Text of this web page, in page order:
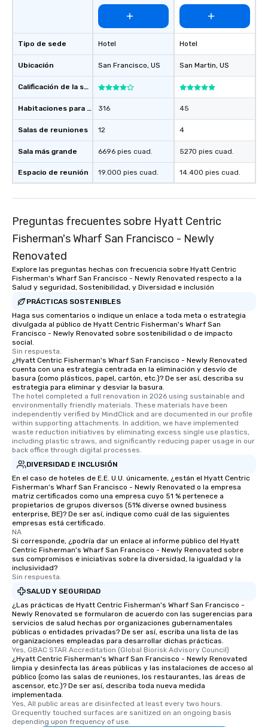
Tipo de sede
Ubicación
Calificación de la sede
Habitaciones para huéspedes
Salas de reuniones
Sala más grande
Espacio de reunión
Hotel
San Francisco, US
316
12
6696 pies cuad.
19.000 pies cuad.
Hotel
San Martin, US
45
4
5270 pies cuad.
14.400 pies cuad.
Preguntas frecuentes sobre Hyatt Centric
Fisherman's Wharf San Francisco - Newly
Renovated
Explore las preguntas hechas con frecuencia sobre Hyatt Centric
Fisherman's Wharf San Francisco - Newly Renovated respecto a la
Salud y seguridad, Sostenibilidad, y Diversidad e inclusión
PRÁCTICAS SOSTENIBLES
Haga sus comentarios o indique un enlace a toda meta o estrategia
divulgada al público de Hyatt Centric Fisherman's Wharf San
Francisco - Newly Renovated sobre sostenibilidad o de impacto
social.
Sin respuesta.
¿Hyatt Centric Fisherman's Wharf San Francisco - Newly Renovated
cuenta con una estrategia centrada en la eliminación y desvío de
basura (como plásticos, papel, cartón, etc.)? De ser así, describa su
estrategia para eliminar y desviar la basura.
The hotel completed a full renovation in 2026 using sustainable and
environmentally friendly materials. These materials have been
independently verified by MindClick and are documented in our profile
within supporting attachments. In addition, we have implemented
waste reduction initiatives by eliminating excess single use plastics,
including plastic straws, and significantly reducing paper usage in our
back office through digital processes.
DIVERSIDAD E INCLUSIÓN
En el caso de hoteles de E.E. U.U. únicamente, ¿están el Hyatt Centric
Fisherman's Wharf San Francisco - Newly Renovated o la empresa
matriz certificados como una empresa cuyo 51 % pertenece a
propietarios de grupos diversos (51% diverse owned business
enterprise, BE)? De ser así, indique como cuál de las siguientes
empresas está certificado.
NA
Si corresponde, ¿podría dar un enlace al informe público del Hyatt
Centric Fisherman's Wharf San Francisco - Newly Renovated sobre
sus compromisos e iniciativas sobre la diversidad, la igualdad y la
inclusividad?
Sin respuesta.
SALUD Y SEGURIDAD
¿Las prácticas de Hyatt Centric Fisherman's Wharf San Francisco -
Newly Renovated se formularon de acuerdo con las sugerencias para
servicios de salud hechas por organizaciones gubernamentales
públicas o entidades privadas? De ser así, escriba una lista de las
organizaciones empleadas para desarrollar dichas prácticas.
Yes, GBAC STAR Accreditation (Global Biorisk Advisory Council)
¿Hyatt Centric Fisherman's Wharf San Francisco - Newly Renovated
limpia y desinfecta las áreas públicas y las instalaciones de acceso al
público (como las salas de reuniones, los restaurantes, las áreas de
ascensor, etc.)? De ser así, describa toda nueva medida
implementada.
Yes, All public areas are disinfected at least every two hours.
Grequently touched surfaces are sanitized on an ongoing basis
depending upon frequency of use.